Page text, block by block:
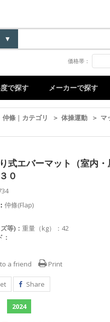
価格帯：
で探す メーカーで探す
仲條 | カテゴリ ＞ 体操運動 ＞ マ
式エバーマット（室内
０
仲條(Flap)
等)：重量（kg）：42
a friend
Print
Share
2024